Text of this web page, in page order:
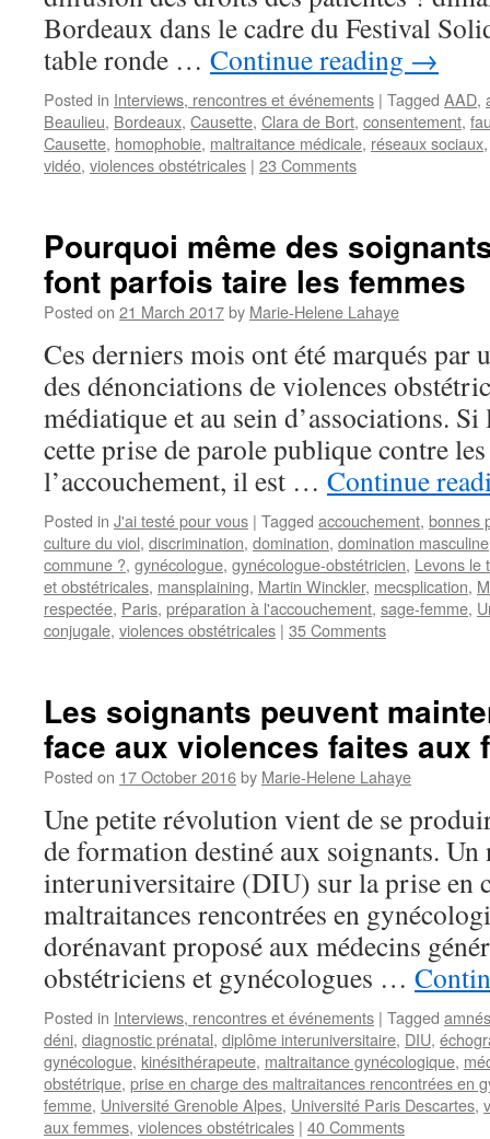
Bordeaux dans le cadre du Festival
table ronde … Continue reading →
Posted in Interviews, rencontres et événements | Tagged AAD,
Beaulieu, Bordeaux, Causette, Clara de Bort, consentement,
Causette, homophobie, maltraitance médicale, réseaux sociaux
vidéo, violences obstétricales | 23 Comments
Pourquoi même des
font parfois taire les femmes
Posted on 21 March 2017by Marie-Helene Lahaye
Ces derniers mois ont été marqués par
des dénonciations de violences
médiatique et au sein d’associations.
cette prise de parole publique contre
l’accouchement, il est … Continue
Posted in J'ai testé pour vous | Tagged accouchement, bonnes
culture du viol, discrimination, domination, domination masculine
commune ?, gynécologue, gynécologue-obstétricien, Levons le
et obstétricales, mansplaining, Martin Winckler, mecsplication,
respectée, Paris, préparation à l'accouchement, sage-femme,
conjugale, violences obstétricales | 35 Comments
Les soignants peuvent
face aux violences faites aux
Posted on 17 October 2016by Marie-Helene Lahaye
Une petite révolution vient de se
de formation destiné aux soignants.
interuniversitaire (DIU) sur la prise en
maltraitances rencontrées en
dorénavant proposé aux médecins
obstétriciens et gynécologues …
Posted in Interviews, rencontres et événements | Tagged
déni, diagnostic prénatal, diplôme interuniversitaire, DIU,
gynécologue, kinésithérapeute, maltraitance gynécologique,
obstétrique, prise en charge des maltraitances rencontrées en
femme, Université Grenoble Alpes, Université Paris Descartes,
aux femmes, violences obstétricales | 40 Comments